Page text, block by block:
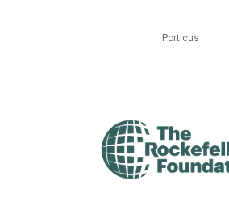
Porticus